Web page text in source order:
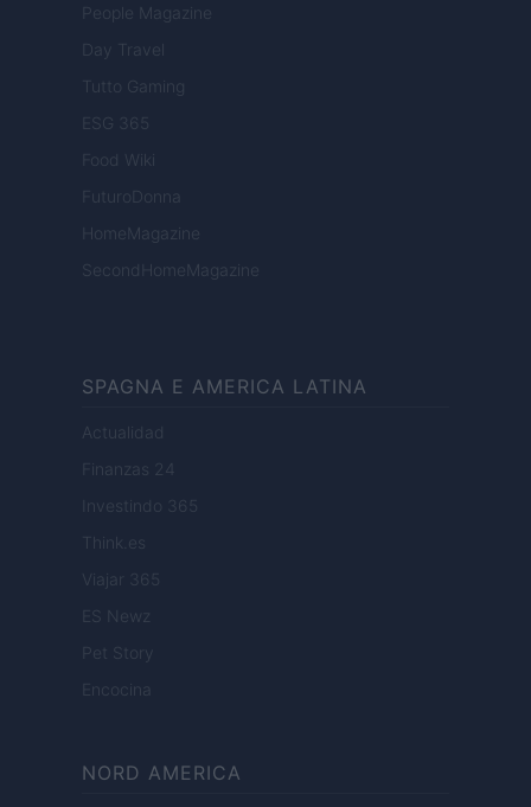
People Magazine
Day Travel
Tutto Gaming
ESG 365
Food Wiki
FuturoDonna
HomeMagazine
SecondHomeMagazine
SPAGNA E AMERICA LATINA
Actualidad
Finanzas 24
Investindo 365
Think.es
Viajar 365
ES Newz
Pet Story
Encocina
NORD AMERICA